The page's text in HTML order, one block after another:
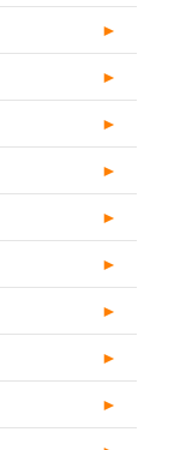
►
►
►
►
►
►
►
►
►